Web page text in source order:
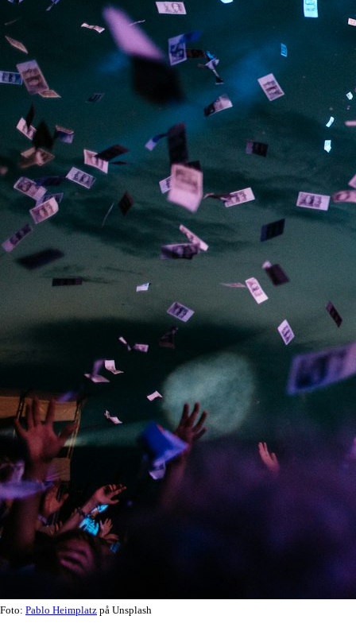
Foto: Pablo Heimplatz på Unsplash